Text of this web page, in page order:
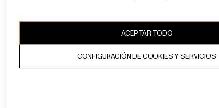
propiedad de H&M Hennes & Mauritz AB.ACEPTAR TODO
CONFIGURACIÓN DE COOKIES Y SERVICIOS